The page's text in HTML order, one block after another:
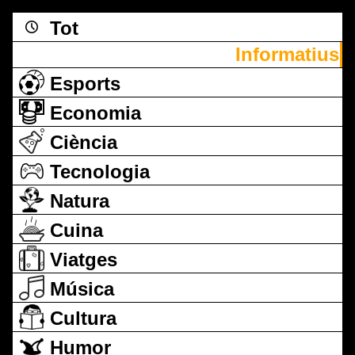
Tot
Informatius
Esports
Economia
Ciència
Tecnologia
Natura
Cuina
Viatges
Música
Cultura
Humor